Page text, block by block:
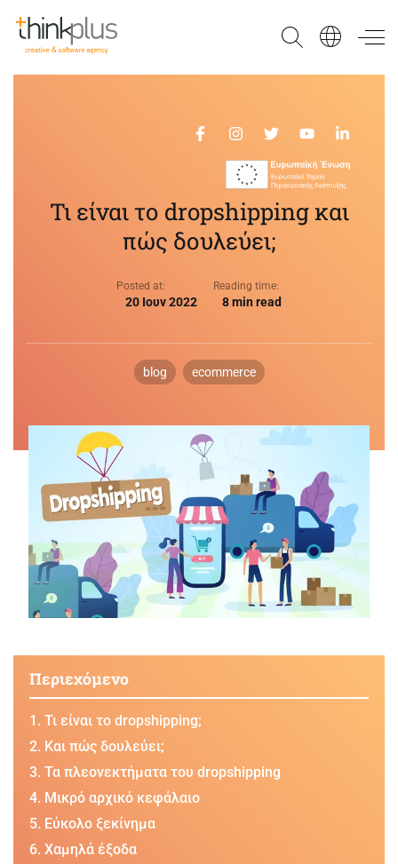
Think Plus
Τι είναι το dropshipping και
πώς δουλεύει;
Posted at:
20 Ιουν 2022
Reading time:
8 min read
blog ecommerce
Περιεχόμενο
Τι είναι το dropshipping;
Και πώς δουλεύει;
Τα πλεονεκτήματα του dropshipping
Μικρό αρχικό κεφάλαιο
Εύκολο ξεκίνημα
Χαμηλά έξοδα